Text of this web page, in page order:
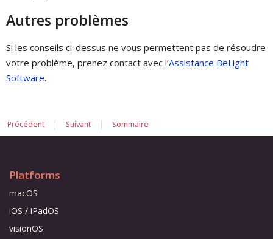
Autres problèmes
Si les conseils ci-dessus ne vous permettent pas de résoudre
votre problème, prenez contact avec l’Assistance BeLight
Software.
Précédent | Suivant | Sommaire
Platforms
macOS
iOS / iPadOS
visionOS